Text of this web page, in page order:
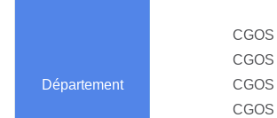
CGOS
CGOS
CGOS
CGOS